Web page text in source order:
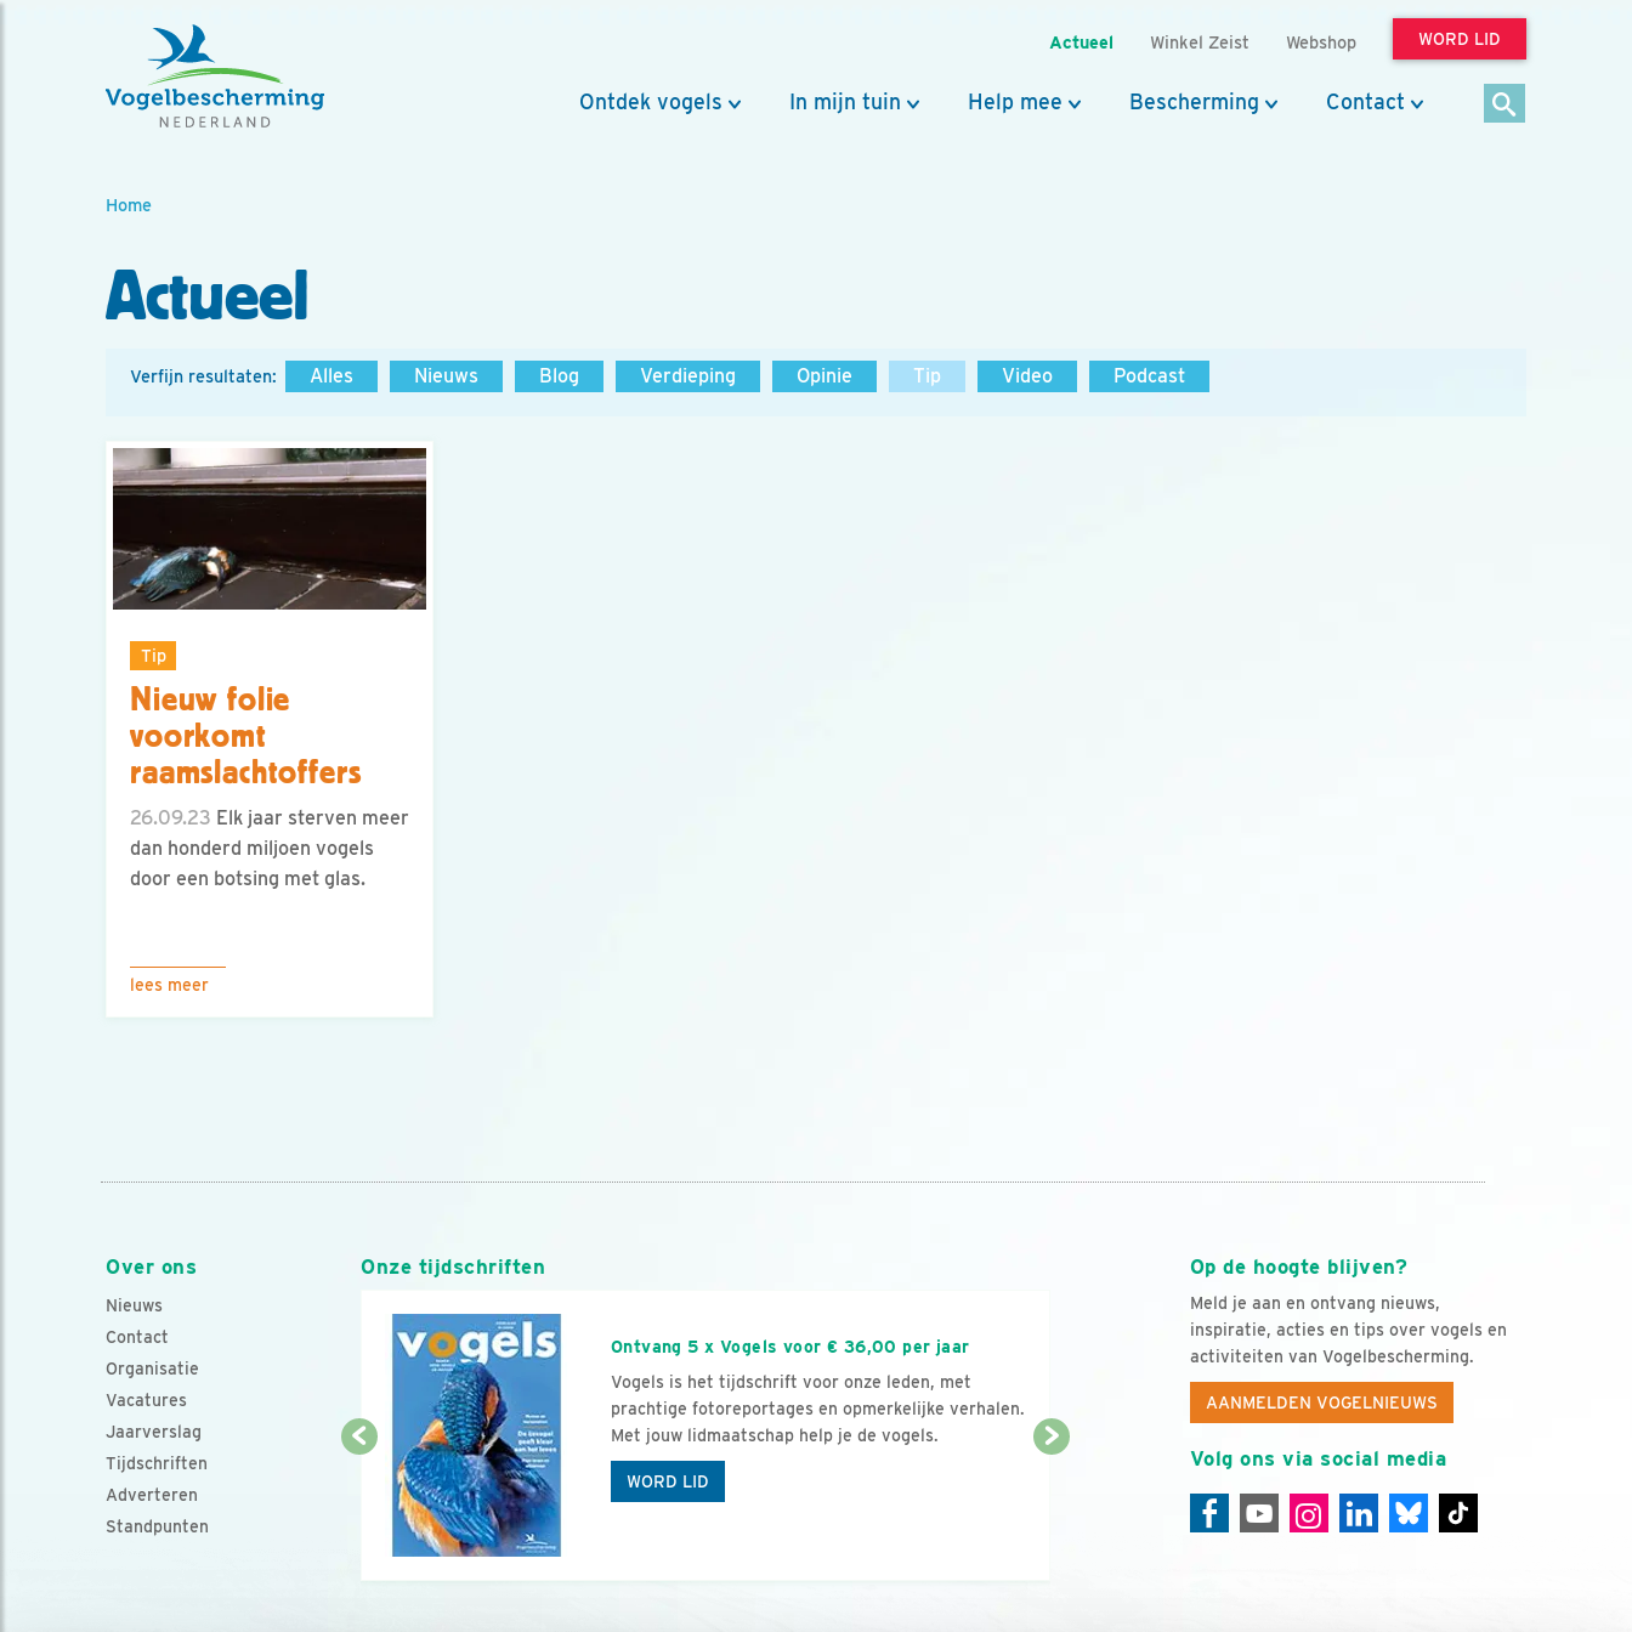
Actueel Winkel Zeist Webshop WORD LID
Ontdek vogels In mijn tuin Help mee Bescherming Contact
Home
Actueel
Verfijn resultaten: Alles Nieuws Blog Verdieping Opinie Tip Video Podcast
Tip
Nieuw folie
voorkomt
raamslachtoffers
26.09.23 Elk jaar sterven meer
dan honderd miljoen vogels
door een botsing met glas.
lees meer
Over ons
Nieuws
Contact
Organisatie
Vacatures
Jaarverslag
Tijdschriften
Adverteren
Standpunten
Op de hoogte blijven?
Meld je aan en ontvang nieuws,
inspiratie, acties en tips over vogels en
activiteiten van Vogelbescherming.
AANMELDEN VOGELNIEUWS
Volg ons via social media
Onze tijdschriften
Ontvang 5 x Vogels voor € 36,00 per jaar
Vogels is het tijdschrift voor onze leden, met
prachtige fotoreportages en opmerkelijke verhalen.
Met jouw lidmaatschap help je de vogels.
WORD LID